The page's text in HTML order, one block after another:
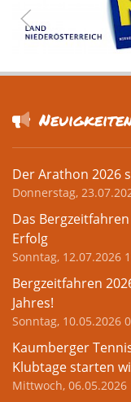
Der Arathon 2026
Donnerstag,
Das
Erfolg
Sonntag, 12.07.2026
Bergzeitfahren
Jahres!
Sonntag, 10.05.2026
Kaumberger
Klubtage starten
Mittwoch, 06.05.2026